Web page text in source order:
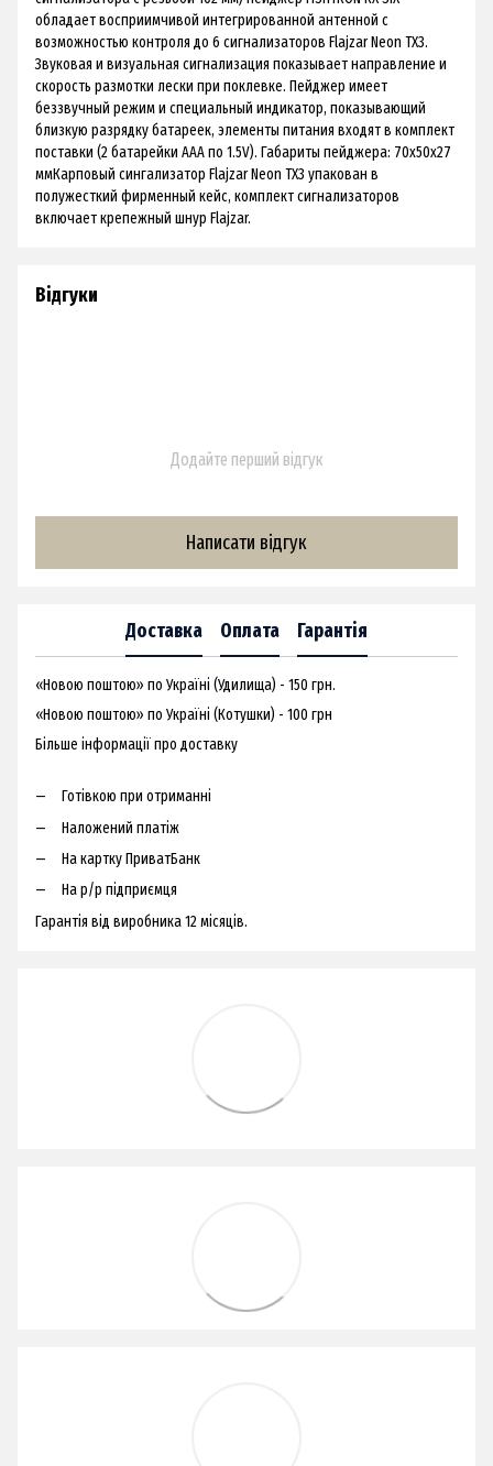
обладает восприимчивой интегрированной антенной с
возможностью контроля до 6 сигнализаторов Flajzar Neon TX3.
Звуковая и визуальная сигнализация показывает направление и
скорость размотки лески при поклевке. Пейджер имеет
беззвучный режим и специальный индикатор, показывающий
близкую разрядку батареек, элементы питания входят в комплект
поставки (2 батарейки ААА по 1.5V). Габариты пейджера: 70x50x27
ммКарповый сингализатор Flajzar Neon TX3 упакован в
полужесткий фирменный кейс, комплект сигнализаторов
включает крепежный шнур Flajzar.
Відгуки
Додайте перший відгук
Написати відгук
Доставка Оплата Гарантія
«Новою поштою» по Україні (Удилища) - 150 грн.
«Новою поштою» по Україні (Котушки) - 100 грн
Більше інформації про доставку
Готівкою при отриманні
Наложений платіж
На картку ПриватБанк
На р/р підприємця
Гарантія від виробника 12 місяців.